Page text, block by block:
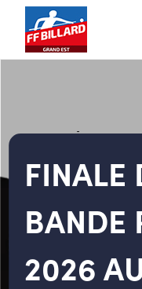
FINALE
2026